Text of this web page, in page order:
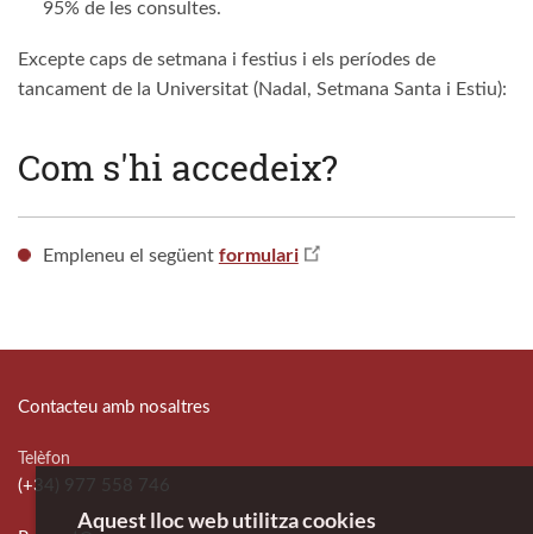
95% de les consultes.
Excepte caps de setmana i festius i els períodes de
tancament de la Universitat (Nadal, Setmana Santa i Estiu):
Com s'hi accedeix?
Empleneu el següent formulari
Contacteu amb nosaltres
Telèfon
(+34) 977 558 746
Aquest lloc web utilitza cookies